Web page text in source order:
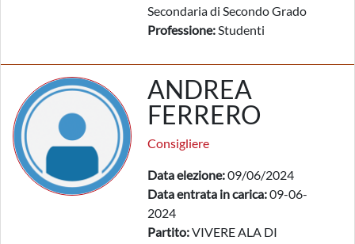
Secondaria di Secondo Grado
Professione:Studenti
ANDREA
FERRERO
Consigliere
Data elezione:09/06/2024
Data entrata in carica:09-06-
2024
Partito:VIVERE ALA DI